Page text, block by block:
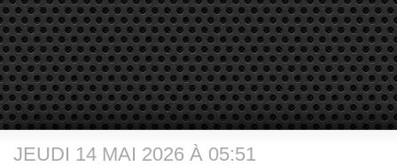
JEUDI 14 MAI 2026 À 05:51